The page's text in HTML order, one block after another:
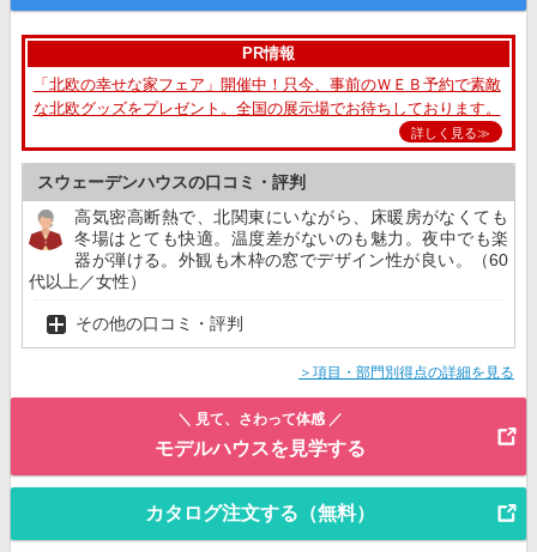
PR情報
「北欧の幸せな家フェア」開催中！只今、事前のＷＥＢ予約で素敵
な北欧グッズをプレゼント。全国の展示場でお待ちしております。
詳しく見る≫
スウェーデンハウスの口コミ・評判
高気密高断熱で、北関東にいながら、床暖房がなくても
冬場はとても快適。温度差がないのも魅力。夜中でも楽
器が弾ける。外観も木枠の窓でデザイン性が良い。（60
代以上／女性）
その他の口コミ・評判
＞項目・部門別得点の詳細を見る
＼ 見て、さわって体感 ／
モデルハウスを見学する
カタログ注文する（無料）